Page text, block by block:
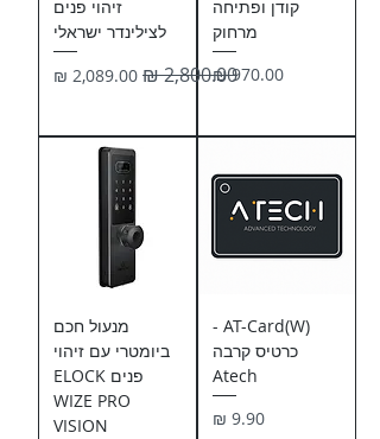
קודן ופתיחה
מרחוק
מחיר
זיהוי פנים
לצילינדר ישראלי
מחיר רגיל
מחיר מבצע
AT-Card(W) -
כרטיס קרבה
Atech
מחיר
מנעול חכם
ביומטרי עם זיהוי
פנים ELOCK
WIZE PRO
VISION